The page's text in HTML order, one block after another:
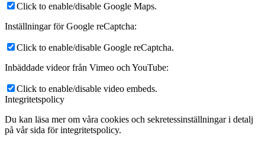
Click to enable/disable Google Maps.
Inställningar för Google reCaptcha:
Click to enable/disable Google reCaptcha.
Inbäddade videor från Vimeo och YouTube:
Click to enable/disable video embeds.
Integritetspolicy
Du kan läsa mer om våra cookies och sekretessinställningar i detalj
på vår sida för integritetspolicy.